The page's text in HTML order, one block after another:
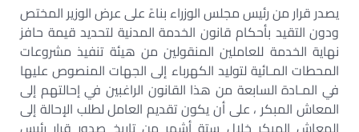
يصدر قرار من رئيس مجلس الوزراء بناءً على عرض الوزير المختص
ودون التقيد بأحكام قانون الخدمة المدنية لتحديد قيمة حافز
نهاية الخدمة للعاملين المنقولين من هيئة تنفيذ مشروعات
المحطات المـائية لتوليد الكهرباء إلى الجهات المنصوص عليها
في المـادة السابعة من هذا القانون الراغبين في إحالتهم إلى
المعاش المبكر ، على أن يكون تقديم العامل لطلب الإحالة إلى